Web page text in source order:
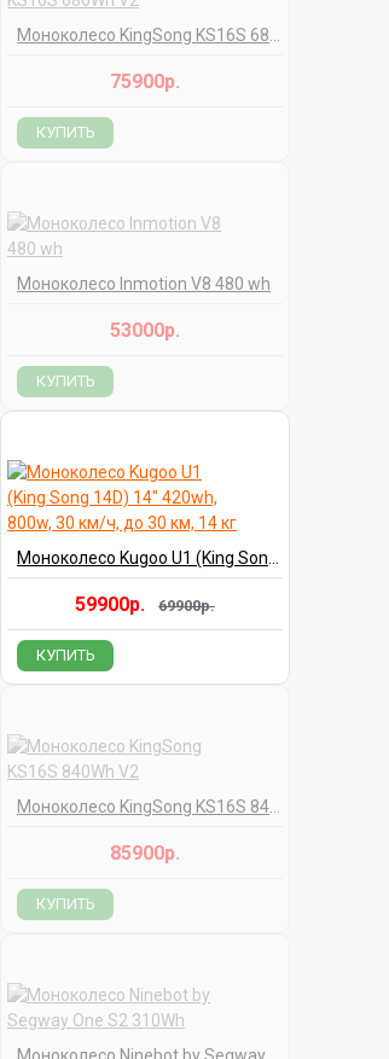
Моноколесо KingSong KS16S 680Wh V2
75900р.
КУПИТЬ
Моноколесо Inmotion V8 480 wh
53000р.
КУПИТЬ
Моноколесо Kugoo U1 (King Song 14D) 14" 420wh, 800w, 30 км/ч, до 30 км, 14 кг
59900р. 69900р.
КУПИТЬ
Моноколесо KingSong KS16S 840Wh V2
85900р.
КУПИТЬ